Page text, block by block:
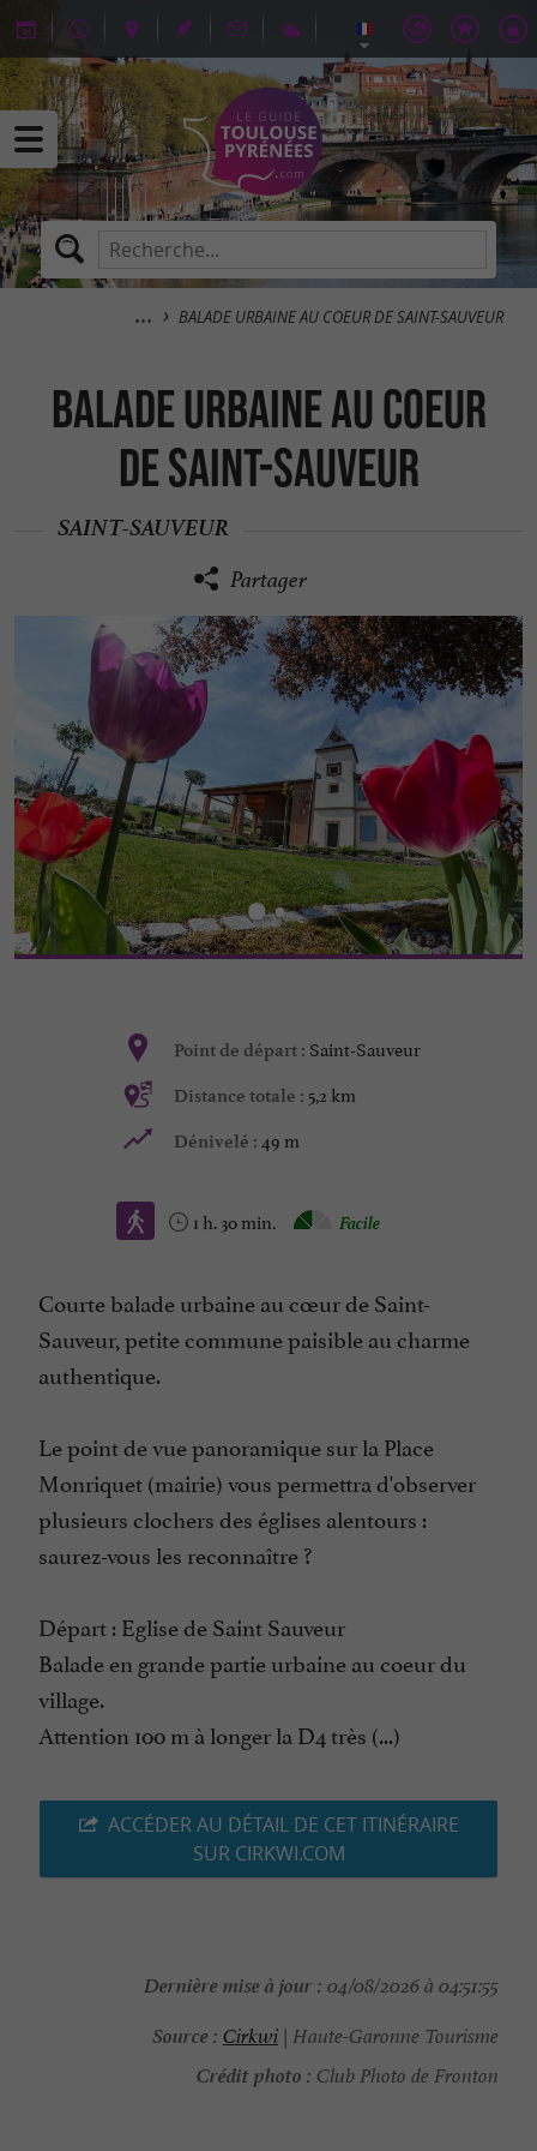
BALADE URBAINE AU COEUR DE SAINT-SAUVEUR
BALADE URBAINE AU COEUR
DE SAINT-SAUVEUR
SAINT-SAUVEUR
Partager
Point de départ : Saint-Sauveur
Distance totale : 5,2 km
Dénivelé : 49 m
1 h. 30 min. Facile
Courte balade urbaine au cœur de Saint-
Sauveur, petite commune paisible au charme
authentique.
Le point de vue panoramique sur la Place
Monriquet (mairie) vous permettra d'observer
plusieurs clochers des églises alentours :
saurez-vous les reconnaître ?
Départ : Eglise de Saint Sauveur
Balade en grande partie urbaine au coeur du
village.
Attention 100 m à longer la D4 très (...)
ACCÉDER AU DÉTAIL DE CET ITINÉRAIRE
SUR CIRKWI.COM
Dernière mise à jour : 04/08/2026 à 04:51:55
Source : Cirkwi | Haute-Garonne Tourisme
Crédit photo : Club Photo de Fronton